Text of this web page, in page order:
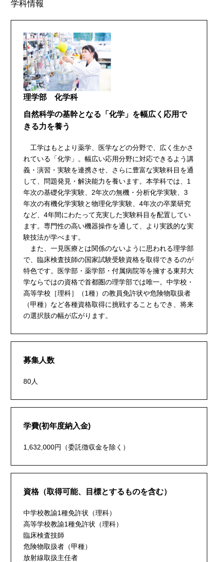
学科情報
理学部 化学科
自然科学の基幹となる「化学」を幅広く応用で
きる力を養う
工学はもとより薬学、医学などの分野で、広く生かさ
れている「化学」。幅広い応用分野に対応できるよう講
義・演習・実験を連携させ、さらに豊富な実験科目を通
して、問題発見・解決能力を養います。本学科では、1
年次の基礎化学実験、2年次の無機・分析化学実験、3
年次の有機化学実験と物理化学実験、4年次の卒業研究
など、4年間にわたって充実した実験科目を配置してい
ます。専門性の高い機器操作を通して、より実践的な実
験技法が学べます。
また、一見医療とは関係のないように思われる理学部
で、臨床検査技師の国家試験受験資格を取得できるのが
特色です。医学部・薬学部・付属病院等を擁する東邦大
学ならではの資格で首都圏の理学部では唯一。中学校・
高等学校［理科］（1種）の教員免許状や危険物取扱者
（甲種）など各種資格取得に挑戦することもでき、将来
の選択肢の幅が広がります。
募集人数
80人
学費(初年度納入金)
1,632,000円（委託徴収金を除く）
資格（取得可能、目標とするものを含む）
中学校教諭1種免許状（理科）
高等学校教諭1種免許状（理科）
臨床検査技師
危険物取扱者（甲種）
放射線取扱主任者